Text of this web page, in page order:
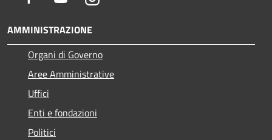
AMMINISTRAZIONE
Organi di Governo
Aree Amministrative
Uffici
Enti e fondazioni
Politici